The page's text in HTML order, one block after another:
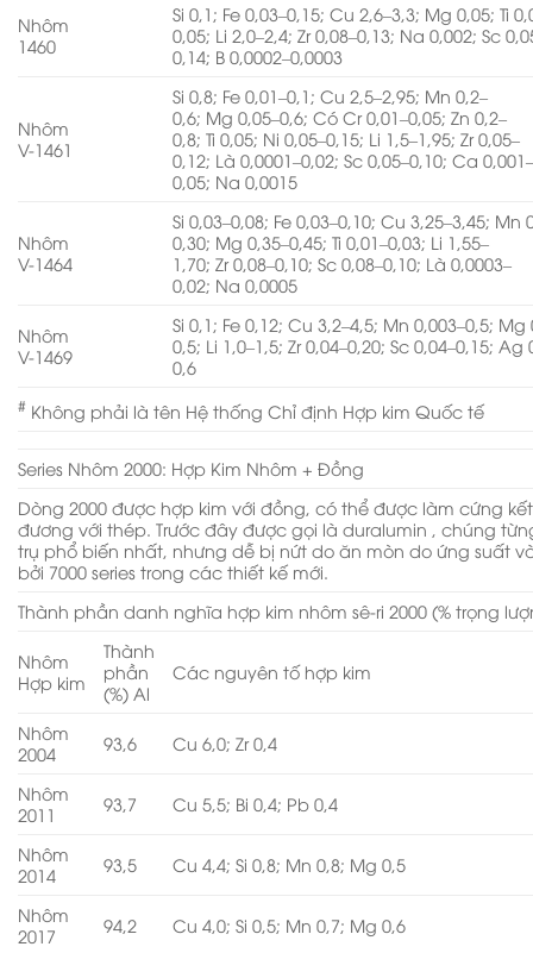
Nhôm
1460
Si 0,1; Fe 0,03–0,15; Cu 2,6–3,3; Mg 0,05; Ti
0,05; Li 2,0–2,4; Zr 0,08–0,13; Na 0,002; Sc
0,14; B 0,0002–0,0003
Nhôm
V-1461
Si 0,8; Fe 0,01–0,1; Cu 2,5–2,95; Mn 0,2–
0,6; Mg 0,05–0,6; Có Cr 0,01–0,05; Zn 0,2–
0,8; Ti 0,05; Ni 0,05–0,15; Li 1,5–1,95; Zr 0,05–
0,12; Là 0,0001–0,02; Sc 0,05–0,10; Ca
0,05; Na 0,0015
Nhôm
V-1464
Si 0,03–0,08; Fe 0,03–0,10; Cu 3,25–3,45; Mn
0,30; Mg 0,35–0,45; Ti 0,01–0,03; Li 1,55–
1,70; Zr 0,08–0,10; Sc 0,08–0,10; Là 0,0003–
0,02; Na 0,0005
Nhôm
V-1469
Si 0,1; Fe 0,12; Cu 3,2–4,5; Mn 0,003–0,5; Mg
0,5; Li 1,0–1,5; Zr 0,04–0,20; Sc 0,04–0,15; Ag
0,6
# Không phải là tên Hệ thống Chỉ định Hợp kim Quốc tế
Series Nhôm 2000: Hợp Kim Nhôm + Đồng
Dòng 2000 được hợp kim với đồng, có thể được làm cứng
đương với thép. Trước đây được gọi là duralumin , chúng
trụ phổ biến nhất, nhưng dễ bị nứt do ăn mòn do ứng suất
bởi 7000 series trong các thiết kế mới.
Thành phần danh nghĩa hợp kim nhôm sê-ri 2000 (% trọng
Nhôm
Hợp kim
Thành
phần
(%) Al
Các nguyên tố hợp kim
Nhôm
2004
93,6 Cu 6,0; Zr 0,4
Nhôm
2011
93,7 Cu 5,5; Bi 0,4; Pb 0,4
Nhôm
2014
93,5 Cu 4,4; Si 0,8; Mn 0,8; Mg 0,5
Nhôm
2017
94,2 Cu 4,0; Si 0,5; Mn 0,7; Mg 0,6